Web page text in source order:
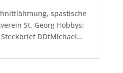
spastische
St. Georg Hobbys:
DDtMichael...